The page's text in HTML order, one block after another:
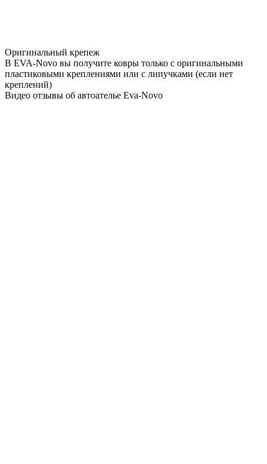
Оригинальный крепеж
В EVA-Novo вы получите ковры только с оригинальными
пластиковыми креплениями или с липучками (если нет
креплений)
Видео отзывы об автоателье Eva-Novo